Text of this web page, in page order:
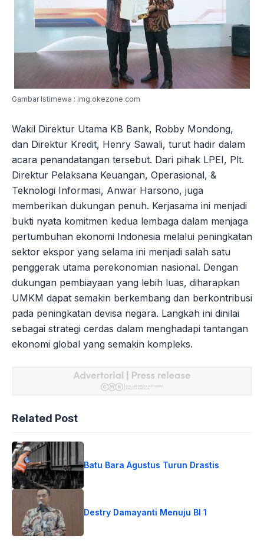
Gambar Istimewa : img.okezone.com
Wakil Direktur Utama KB Bank, Robby Mondong,
dan Direktur Kredit, Henry Sawali, turut hadir dalam
acara penandatangan tersebut. Dari pihak LPEI, Plt.
Direktur Pelaksana Keuangan, Operasional, &
Teknologi Informasi, Anwar Harsono, juga
memberikan dukungan penuh. Kerjasama ini menjadi
bukti nyata komitmen kedua lembaga dalam menjaga
pertumbuhan ekonomi Indonesia melalui peningkatan
sektor ekspor yang selama ini menjadi salah satu
penggerak utama perekonomian nasional. Dengan
dukungan pembiayaan yang lebih luas, diharapkan
UMKM dapat semakin berkembang dan berkontribusi
pada peningkatan devisa negara. Langkah ini dinilai
sebagai strategi cerdas dalam menghadapi tantangan
ekonomi global yang semakin kompleks.
Related Post
Batu Bara Agustus Turun Drastis
Destry Damayanti Menuju BI 1